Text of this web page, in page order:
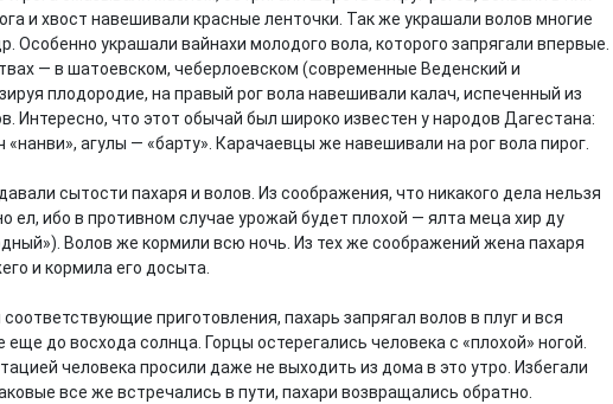
и хвост навешивали красные ленточки. Так же украшали волов многие
Особенно украшали вайнахи молодого вола, которого запрягали впервые.
— в шатоевском, чеберлоевском (современные Веденский и
плодородие, на правый рог вола навешивали калач, испеченный из
Интересно, что этот обычай был широко известен у народов Дагестана:
агулы — «барту». Карачаевцы же навешивали на рог вола пирог.
сытости пахаря и волов. Из соображения, что никакого дела нельзя
ел, ибо в противном случае урожай будет плохой — ялта меца хир ду
Волов же кормили всю ночь. Из тех же соображений жена пахаря
и кормила его досыта.
приготовления, пахарь запрягал волов в плуг и вся
до восхода солнца. Горцы остерегались человека с «плохой» ногой.
человека просили даже не выходить из дома в это утро. Избегали
все же встречались в пути, пахари возвращались обратно.
ЧЕЧНЯ. А. Тугузов.
"Зелимхан"
(Отрывок)
ЧЕЧНЯ. Обарг Варин
илли
ЧЕЧНЯ. Хьаьжин
мурд - обарг Вара